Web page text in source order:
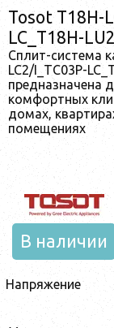
Tosot T18H-
LC_T18H-
Сплит-система
LC2/I_TC03P-
предназначена
комфортных
домах,
помещениях
В наличии
Напряжение